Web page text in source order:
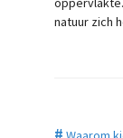
natuur zich